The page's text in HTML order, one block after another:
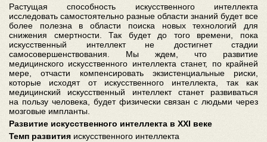
Растущая способность искусственного интеллекта
исследовать самостоятельно разные области знаний будет все
более полезна в области поиска новых технологий для
снижения смертности. Так будет до того времени, пока
искусственный интеллект не достигнет стадии
самосовершенствования. Мы ждем, что развитие
медицинского искусственного интеллекта станет, по крайней
мере, отчасти компенсировать экзистенциальные риски,
которые исходят от искусственного интеллекта, так как
медицинский искусственный интеллект станет развиваться
на пользу человека, будет физически связан с людьми через
мозговые импланты.
Развитие искусственного интеллекта в XXI веке
Темп развития искусственного интеллекта